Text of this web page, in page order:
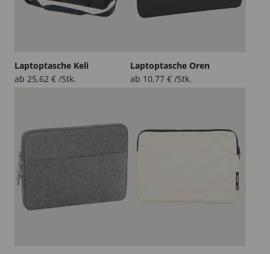
Laptoptasche Keli
ab 25,62 € /Stk.
Laptoptasche Oren
ab 10,77 € /Stk.